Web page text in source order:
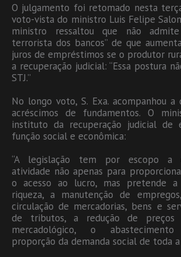
O julgamento foi retomado nesta
voto-vista do ministro Luis Felipe
ministro ressaltou que não
terrorista dos bancos” de que
juros de empréstimos se o produtor
a recuperação judicial: “Essa postura
STJ.”
No longo voto, S. Exa. acompanhou a
acréscimos de fundamentos. O
instituto da recuperação judicial de
função social e econômica:
“A legislação tem por escopo a
atividade não apenas para
o acesso ao lucro, mas pretende a
riqueza, a manutenção de
circulação de mercadorias, bens e
de tributos, a redução de preços
mercadológico, o
proporção da demanda social de toda